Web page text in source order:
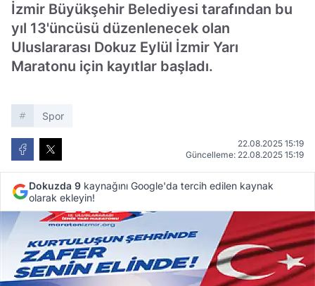
İzmir Büyükşehir Belediyesi tarafından bu
yıl 13'üncüsü düzenlenecek olan
Uluslararası Dokuz Eylül İzmir Yarı
Maratonu için kayıtlar başladı.
Spor
22.08.2025 15:19
Güncelleme: 22.08.2025 15:19
Dokuzda 9 kaynağını Google'da tercih edilen kaynak
olarak ekleyin!